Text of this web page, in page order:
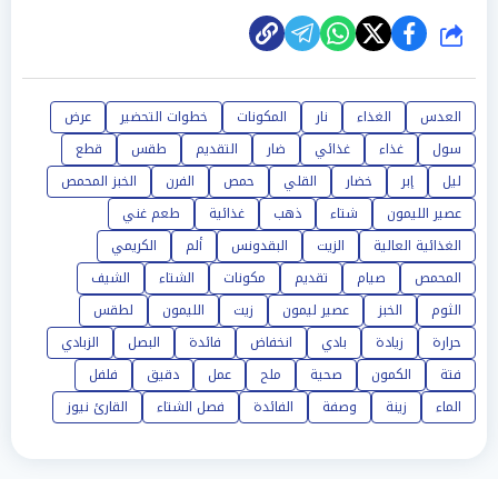
شارك
العدس الغذاء نار المكونات خطوات التحضير
عرض
سول
غذاء غذائي ضار التقديم طقس
قطع
ليل
إبر خضار القلي حمص الفرن
الخبز المحمص
عصير الليمون
شتاء ذهب غذائية
طعم غني
الغذائية العالية
الزيت البقدونس ألم
الكريمي
المحمص
صيام تقديم مكونات الشتاء
الشيف
الثوم
الخبز عصير ليمون زيت الليمون
لطقس
حرارة
زيادة بادي انخفاض فائدة البصل
الزبادي
فتة
الكمون صحية ملح عمل دقيق
فلفل
الماء
زينة وصفة الفائدة فصل الشتاء القارئ نيوز